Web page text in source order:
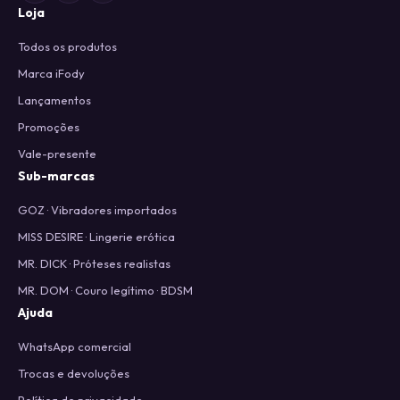
Loja
Todos os produtos
Marca iFody
Lançamentos
Promoções
Vale-presente
Sub-marcas
GOZ · Vibradores importados
MISS DESIRE · Lingerie erótica
MR. DICK · Próteses realistas
MR. DOM · Couro legítimo · BDSM
Ajuda
WhatsApp comercial
Trocas e devoluções